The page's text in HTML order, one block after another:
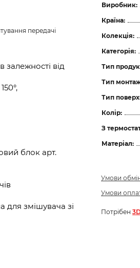
передачі
від
блок арт.
для змішувача зі
Виробник:
Країна:
Колекція:
Категорія:
Тип
Тип
Тип
Колір:
З
Матеріал:
Умови
Умови
Потрібен